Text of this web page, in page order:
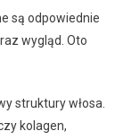
są odpowiednie
wygląd. Oto
struktury włosa.
kolagen,